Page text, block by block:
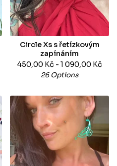
Circle Xs s řetízkovým
zapínáním
450,00 Kč - 1 090,00 Kč
26 Options